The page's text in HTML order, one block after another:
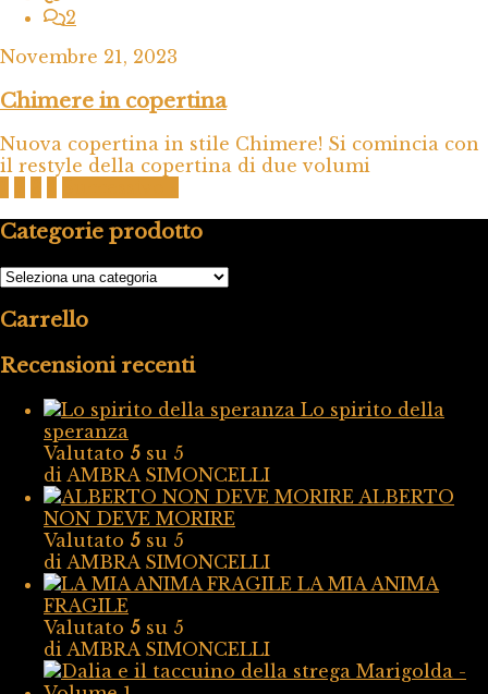
2
Novembre 21, 2023
Chimere in copertina
Nuova copertina in stile Chimere! Si comincia con
il restyle della copertina di due volumi
Categorie prodotto
Carrello
Recensioni recenti
Lo spirito della
speranza
Valutato 5 su 5
di AMBRA SIMONCELLI
ALBERTO
NON DEVE MORIRE
Valutato 5 su 5
di AMBRA SIMONCELLI
LA MIA ANIMA
FRAGILE
Valutato 5 su 5
di AMBRA SIMONCELLI